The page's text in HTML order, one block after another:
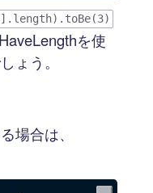
を使
ょう。
場合は、